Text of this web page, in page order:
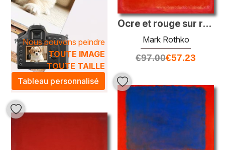
Nous pouvons peindre
TOUTE IMAGE
TOUTE TAILLE
Tableau personnalisé
Ocre et rouge sur rouge
Mark Rothko
€97.00€57.23